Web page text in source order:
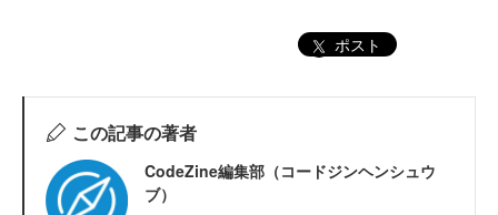
ポスト
この記事の著者
CodeZine編集部（コードジンヘンシュウ
ブ）